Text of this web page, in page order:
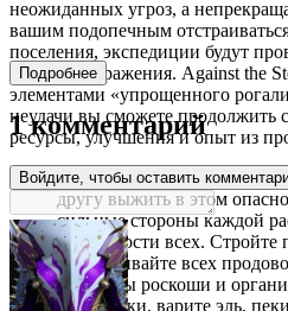
неожиданных угроз, а
вашим подопечным
поселения, экспедиции будут
означает поражения. Against the
элементами «упрощенного
неудачи вы сможете продолжить
ресурсы, улучшения и опыт из
Лисы, бобры, ящеры, люди
другу выжить в этом
сильные стороны каждой
потребности всех.
обеспечивайте всех
предметы роскоши и
дождевики, варите эль,
Подробнее
1 комментарий
Войдите, чтобы оставить